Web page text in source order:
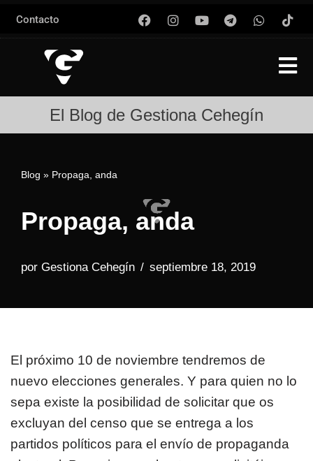
Saltar
contenido
Contacto
El Blog de Gestiona Cehegín
Blog » Propaga, anda
Propaga, anda
por Gestiona Cehegín septiembre 18, 2019
El próximo 10 de noviembre tendremos de
nuevo elecciones generales. Y para quien no lo
sepa existe la posibilidad de solicitar que os
excluyan del censo que se entrega a los
partidos políticos para el envío de propaganda